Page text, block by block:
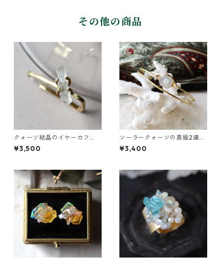
その他の商品
クォーツ結晶のイヤーカフ
（インダストリアル風）
¥3,500
ソーラークォーツの真鍮2連バ
ングル
¥3,400